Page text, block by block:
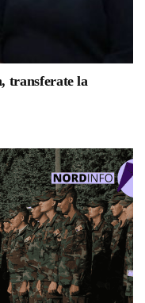
transferate la